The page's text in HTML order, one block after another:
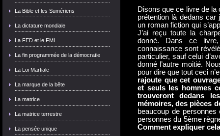
La Bible et les Sumériens
La dictature mondiale
La FED et le FMI
La fin programmée de la démocratie
La Loi Martiale
La marque de la bête
La matrice
La matrice terrestre
La pensée unique
Disons que ce livre de la
prétention là dedans car
un roman fiction qui
J’ai reçu toute la
donné. Dans ce
connaissance sont
particulier, sauf celui
donné l’autre moitié.
pour dire que tout ceci
rajoute que cet
et seuls les hommes
trouveront dedans
mémoires, des pièces
beaucoup de personnes
personnes du 5ème
Comment expliquer